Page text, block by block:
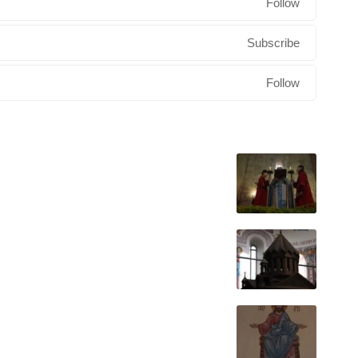
Follow
Subscribe
Follow